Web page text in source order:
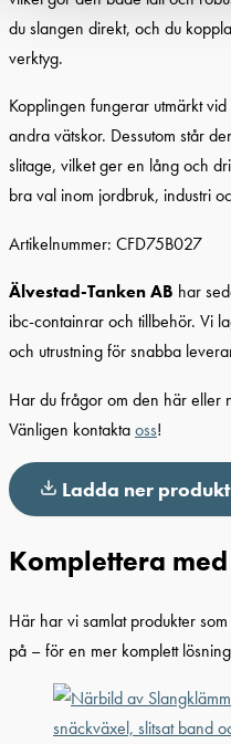
du slangen direkt, och du
verktyg.
Kopplingen fungerar utmärkt
andra vätskor. Dessutom står
slitage, vilket ger en lång och
bra val inom jordbruk, industri
Artikelnummer: CFD75B027
Älvestad-Tanken AB har
ibc-containrar och tillbehör. Vi
och utrustning för snabba
Har du frågor om den här eller
Vänligen kontaktaoss!
Ladda ner
Komplettera
Här har vi samlat produkter
på – för en mer komplett